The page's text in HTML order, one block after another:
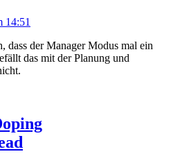
14:51
dass der Manager Modus mal ein
das mit der Planung und